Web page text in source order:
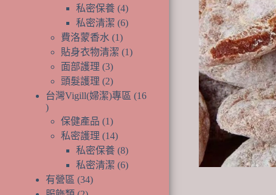
品
產
品
個
產
品
私密保養 44
個
品
私密清潔 66
產
費洛蒙香水 11
個
貼身衣物清潔 11
品
面部護理 33
個
產
頭髮護理 22
個
品
台灣Vigill(婦潔)專區
16
16
個
產
保健產品 11
個
產
品
私密護理 1414
個
產
私密保養 88
個
私密清潔 66
有營區 3434
2